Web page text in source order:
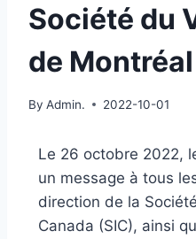
Société du
de
By Admin. 2022-10-01
Le 26 octobre 2022,
un message à tous
direction de la
Canada (SIC), ainsi